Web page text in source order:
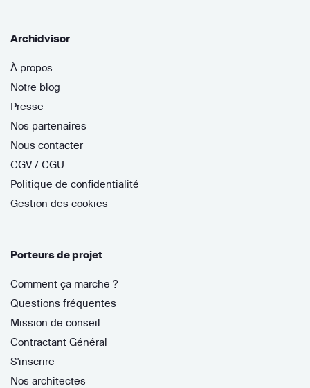
Archidvisor
À propos
Notre blog
Presse
Nos partenaires
Nous contacter
CGV / CGU
Politique de confidentialité
Gestion des cookies
Porteurs de projet
Comment ça marche ?
Questions fréquentes
Mission de conseil
Contractant Général
S'inscrire
Nos architectes